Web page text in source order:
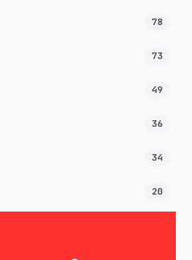
78
73
49
36
34
20